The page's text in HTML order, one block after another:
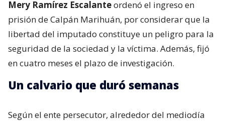
Mery Ramírez Escalanteordenó el ingreso en
prisión de Calpán Marihuán, por considerar que la
libertad del imputado constituye un peligro para la
seguridad de la sociedad y la víctima. Además, fijó
en cuatro meses el plazo de investigación.
Un calvario que duró semanas
Según el ente persecutor, alrededor del mediodía